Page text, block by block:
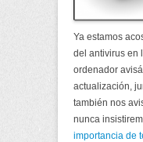
Ya estamos
del antivirus en
ordenador
actualización,
también nos
nunca
importancia de